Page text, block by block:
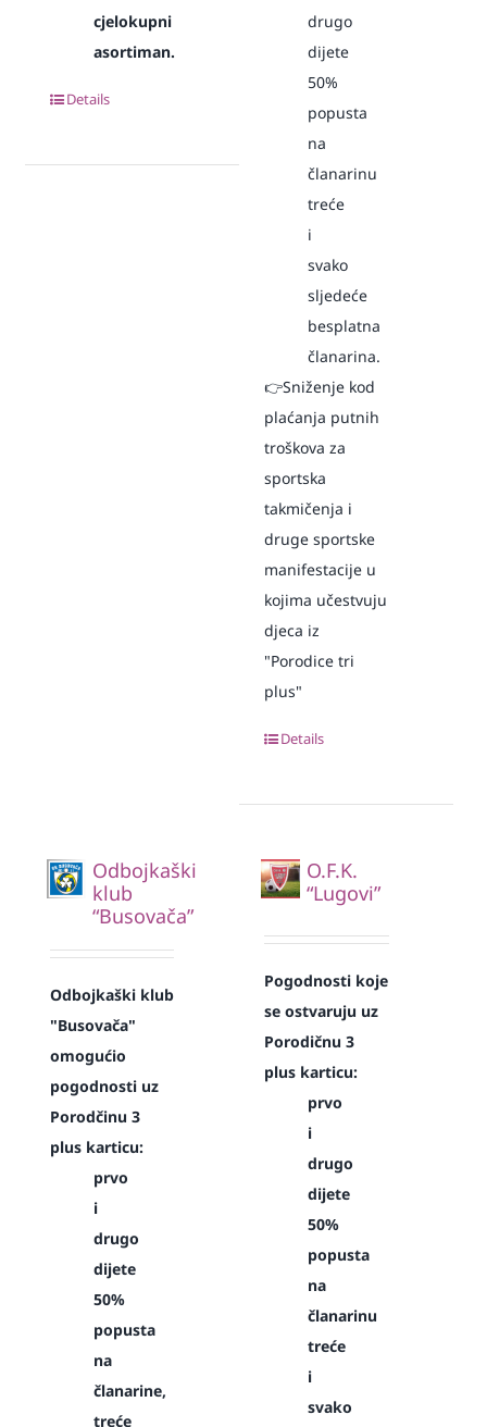
cjelokupni
asortiman.
Details
drugo
dijete
50%
popusta
na
članarinu
treće
i
svako
sljedeće
besplatna
članarina.
👉Sniženje kod
plaćanja putnih
troškova za
sportska
takmičenja i
druge sportske
manifestacije u
kojima učestvuju
djeca iz
"Porodice tri
plus"
Details
Odbojkaški
klub
“Busovača”
Odbojkaški klub
"Busovača"
omogućio
pogodnosti uz
Porodčinu 3
plus karticu:
prvo
i
drugo
dijete
50%
popusta
na
članarine,
treće
O.F.K.
“Lugovi”
Pogodnosti koje
se ostvaruju uz
Porodičnu 3
plus karticu:
prvo
i
drugo
dijete
50%
popusta
na
članarinu
treće
i
svako